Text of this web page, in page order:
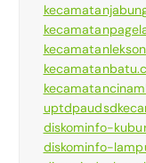
diskominfo-
diskominfo-